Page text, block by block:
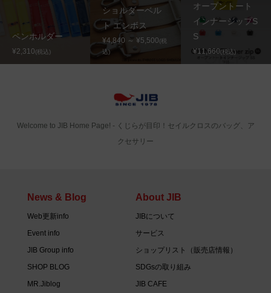
ペンホルダー
¥2,310(税込)
ショルダーベル
ト エンボス
¥4,840 ～ ¥5,500(税
込)
オープントート
インナージップS
S
¥11,660(税込)
Welcome to JIB Home Page! ‐ くじらが目印！セイルクロスのバッグ、ア
クセサリー
News & Blog
Web更新info
Event info
JIB Group info
SHOP BLOG
MR.Jiblog
About JIB
JIBについて
サービス
ショップリスト（販売店情報）
SDGsの取り組み
JIB CAFE